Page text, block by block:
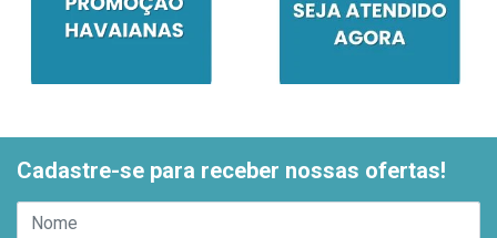
Cadastre-se para receber nossas ofertas!